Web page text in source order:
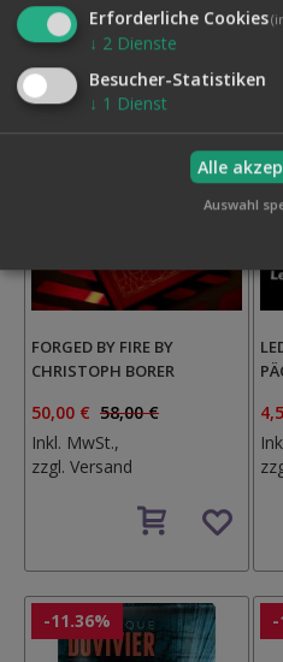
den
FORGED BY FIRE BY
CHRISTOPH BORER
50,00 € 58,00 €
Inkl. MwSt.,
zzgl. Versand
den
-11.36% -
Erforderliche Cookies
↓ 2 Dienste
Besucher-Statistiken
↓ 1 Dienst
Alle
Auswahl